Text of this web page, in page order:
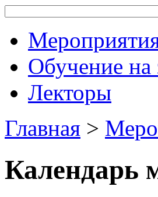
Обучение на
Лекторы
Главная >
Календарь